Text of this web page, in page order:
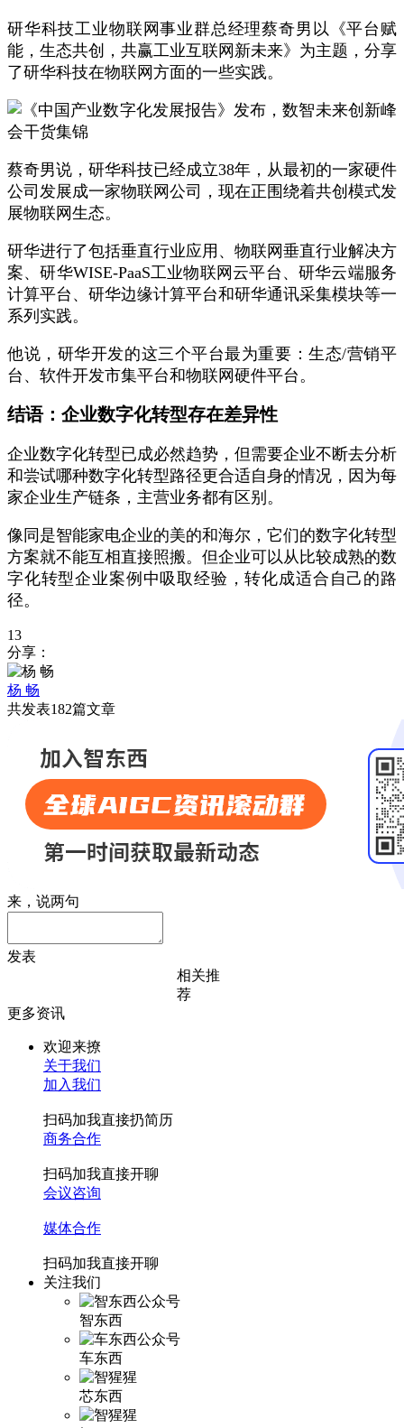
研华科技工业物联网事业群总经理蔡奇男以《平台赋
能，生态共创，共赢工业互联网新未来》为主题，分享
了研华科技在物联网方面的一些实践。
蔡奇男说，研华科技已经成立38年，从最初的一家硬件
公司发展成一家物联网公司，现在正围绕着共创模式发
展物联网生态。
研华进行了包括垂直行业应用、物联网垂直行业解决方
案、研华WISE-PaaS工业物联网云平台、研华云端服务
计算平台、研华边缘计算平台和研华通讯采集模块等一
系列实践。
他说，研华开发的这三个平台最为重要：生态/营销平
台、软件开发市集平台和物联网硬件平台。
结语：企业数字化转型存在差异性
企业数字化转型已成必然趋势，但需要企业不断去分析
和尝试哪种数字化转型路径更合适自身的情况，因为每
家企业生产链条，主营业务都有区别。
像同是智能家电企业的美的和海尔，它们的数字化转型
方案就不能互相直接照搬。但企业可以从比较成熟的数
字化转型企业案例中吸取经验，转化成适合自己的路
径。
13
分享：
杨 畅
共发表182篇文章
来，说两句
发表
相关推
荐
更多资讯
欢迎来撩
关于我们
加入我们
扫码加我直接扔简历
商务合作
扫码加我直接开聊
会议咨询
媒体合作
扫码加我直接开聊
关注我们
智东西
车东西
芯东西